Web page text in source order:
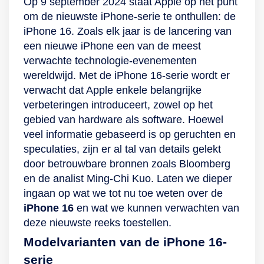
beelden oplevert.
De (ultra)groothoek-
en telelens helpen
je om je onderwerp
nog beter vast te
leggen, en
bewegend beeld
schiet je in 4K HDR
en met Dolby Vision
in
Hollywoodkwaliteit.
De TrueDepth-
selfiecamera van de
13 Pro Max is
ondergebracht in
een vernieuwde
subtiele notch.
avonturen met
Hollywoodkwaliteit
vast te leggen. Je
geniet zelfs in 4K
HDR en met Dolby
Vision-technologie
van jouw
herinneringen. De
waterbestendigheid
en tot 4 keer betere
bescherming van
het scherm dankzij
Ceramic Shield
zorgen er daarnaast
voor dat je iPhone
13 Pro een stootje
kan hebben. En is
streamen net zo
soepel werkt als op
een wifi-netwerk.
Kleur en contrast
spatten verder van
het het 6,1-inch
Super Retina XDR
oled-beeldscherm,
en door de
waterbestendigheid
blijft je iPhone 13
ook bij uitdagende
omstandigheden
functioneren.
toevoeging zorgt
ervoor dat het
scherm tot 4 keer
beter beschermd is
bij valpartijen. Dit
6.1-inch-display rust
overigens op een
glazen behuizing
met een
hoogwaardig
aluminium frame,
dat 11% dunner is
dan de vorige
iPhone-generatie.
Dat geeft de iPhone
12 een bijzonder
stijlvol en handzaam
om de nieuwste iPhone-serie te onthullen: de
iPhone 16. Zoals elk jaar is de lancering van
een nieuwe iPhone een van de meest
verwachte technologie-evenementen
wereldwijd. Met de iPhone 16-serie wordt er
verwacht dat Apple enkele belangrijke
verbeteringen introduceert, zowel op het
gebied van hardware als software. Hoewel
veel informatie gebaseerd is op geruchten en
speculaties, zijn er al tal van details gelekt
door betrouwbare bronnen zoals Bloomberg
en de analist Ming-Chi Kuo. Laten we dieper
ingaan op wat we tot nu toe weten over de
iPhone 16 en wat we kunnen verwachten van
deze nieuwste reeks toestellen.
Modelvarianten van de iPhone 16-
serie